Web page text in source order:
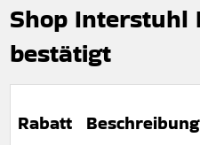
Shop Interstuhl
bestätigt
Rabatt Beschreibung